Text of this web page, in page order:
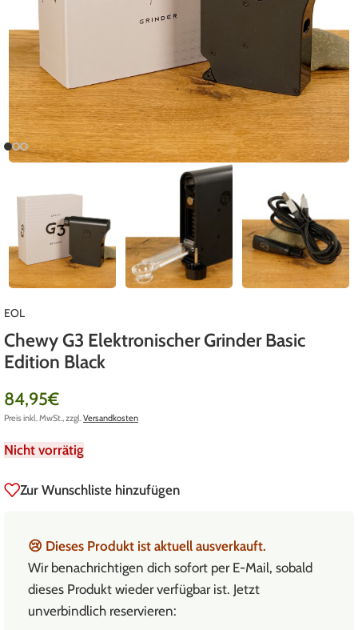
EOL
Chewy G3 Elektronischer Grinder Basic
Edition Black
84,95€
Preis inkl. MwSt., zzgl.Versandkosten
Nicht vorrätig
Zur Wunschliste hinzufügen
😢 Dieses Produkt ist aktuell ausverkauft.
Wir benachrichtigen dich sofort per E-Mail, sobald
dieses Produkt wieder verfügbar ist. Jetzt
unverbindlich reservieren: